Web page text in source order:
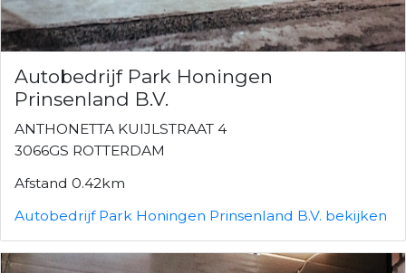
Autobedrijf Park Honingen
Prinsenland B.V.
ANTHONETTA KUIJLSTRAAT 4
3066GS ROTTERDAM
Afstand 0.42km
Autobedrijf Park Honingen Prinsenland B.V. bekijken